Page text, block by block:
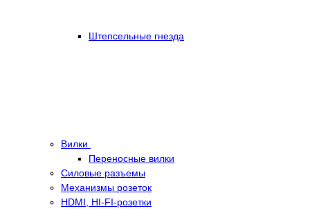
Штепсельные гнезда
Вилки
Переносные вилки
Силовые разъемы
Механизмы розеток
HDMI, HI-FI-розетки